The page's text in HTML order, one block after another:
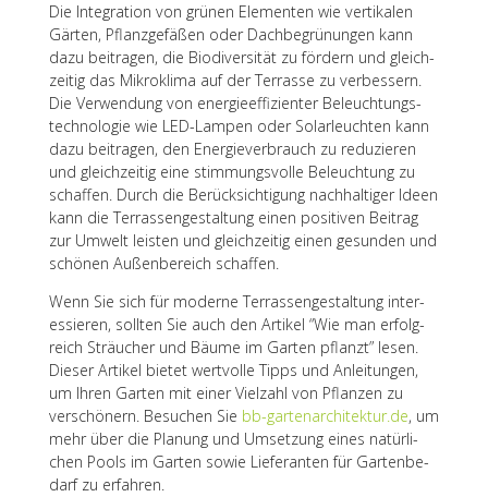
Die Inte­gra­tion von grünen Elemen­ten wie verti­ka­len
Gärten, Pflanz­ge­fä­ßen oder Dach­be­grü­nun­gen kann
dazu beitra­gen, die Biodi­ver­si­tät zu fördern und gleich­
zei­tig das Mikro­klima auf der Terrasse zu verbes­sern.
Die Verwen­dung von ener­gie­ef­fi­zi­en­ter Beleuch­tungs­
tech­no­lo­gie wie LED-Lampen oder Solar­leuch­ten kann
dazu beitra­gen, den Ener­gie­ver­brauch zu redu­zie­ren
und gleich­zei­tig eine stim­mungs­volle Beleuch­tung zu
schaf­fen. Durch die Berück­sich­ti­gung nach­hal­ti­ger Ideen
kann die Terras­sen­ge­stal­tung einen posi­ti­ven Beitrag
zur Umwelt leis­ten und gleich­zei­tig einen gesun­den und
schö­nen Außen­be­reich schaffen.
Wenn Sie sich für moderne Terras­sen­ge­stal­tung inter­
es­sie­ren, soll­ten Sie auch den Arti­kel “Wie man erfolg­
reich Sträu­cher und Bäume im Garten pflanzt” lesen.
Dieser Arti­kel bietet wert­volle Tipps und Anlei­tun­gen,
um Ihren Garten mit einer Viel­zahl von Pflan­zen zu
verschö­nern. Besu­chen Sie bb-gartenarchitektur.de, um
mehr über die Planung und Umset­zung eines natür­li­
chen Pools im Garten sowie Liefe­ran­ten für Garten­be­
darf zu erfahren.